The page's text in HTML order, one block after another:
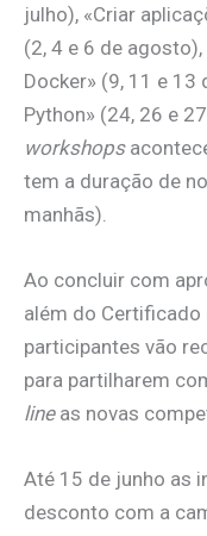
julho), «Criar
(2, 4 e 6 de
Docker» (9, 11 e
Python» (24, 26 e
workshops
tem a duração de
manhãs).
Ao concluir com
além do Certificado
participantes vão
para partilharem
lineas novas
Até 15 de junho as
desconto com a